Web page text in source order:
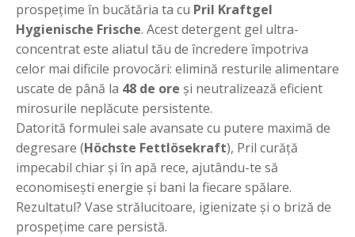
prospețime în bucătăria ta cu Pril Kraftgel
Hygienische Frische. Acest detergent gel ultra-
concentrat este aliatul tău de încredere împotriva
celor mai dificile provocări: elimină resturile alimentare
uscate de până la 48 de ore și neutralizează eficient
mirosurile neplăcute persistente.
Datorită formulei sale avansate cu putere maximă de
degresare (Höchste Fettlösekraft), Pril curăță
impecabil chiar și în apă rece, ajutându-te să
economisești energie și bani la fiecare spălare.
Rezultatul? Vase strălucitoare, igienizate și o briză de
prospețime care persistă.